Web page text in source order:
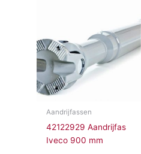
Aandrijfassen
42122929 Aandrijfas
Iveco 900 mm